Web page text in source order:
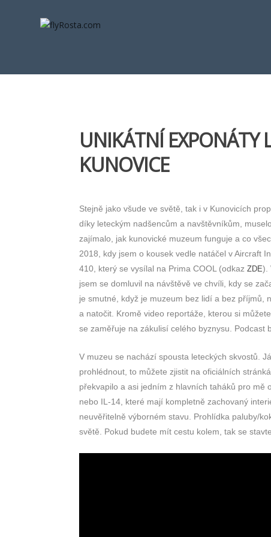
UNIKÁTNÍ EXPONÁTY
KUNOVICE
Stejně jako všude ve světě, tak i v Kunovicích
díky leteckým nadšencům a navštěvníkům,
zajímalo, jak kunovické muzeum funguje a co
2018, kdy jsem o kousek vedle natáčel v Aircraft
410, který se vysílal na Prima COOL (odkaz ZDE).
jsem se domluvil na návštěvě ve chvíli, kdy se
je smutné, když je muzeum bez lidí a bez příjmů,
a natočit. Kromě video reportáže, kterou si
se zaměřuje na zákulisí celého byznysu. Podcast
V muzeu se nachází spousta leteckých skvostů.
prohlédnout, to můžete zjistit na oficiálních
překvapilo a asi jedním z hlavních taháků pro
nebo IL-14, které mají kompletně zachovaný
neuvěřitelně výborném stavu. Prohlídka paluby/
světě. Pokud budete mít cestu kolem, tak se